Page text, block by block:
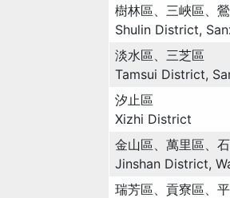
樹林區、三峽區、
Shulin District,
淡水區、三芝區
Tamsui District,
汐止區
Xizhi District
金山區、萬里區、
Jinshan District,
瑞芳區、貢寮區、